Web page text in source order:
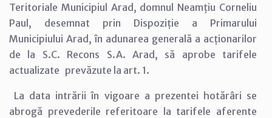
Teritoriale Municipiul Arad, domnul Neamțiu Corneliu
Paul, desemnat prin Dispoziție a Primarului
Municipiului Arad, în adunarea generală a acționarilor
de la S.C. Recons S.A. Arad, să aprobe tarifele
actualizate prevăzute la art. 1.
La data intrării în vigoare a prezentei hotărâri se
abrogă prevederile referitoare la tarifele aferente